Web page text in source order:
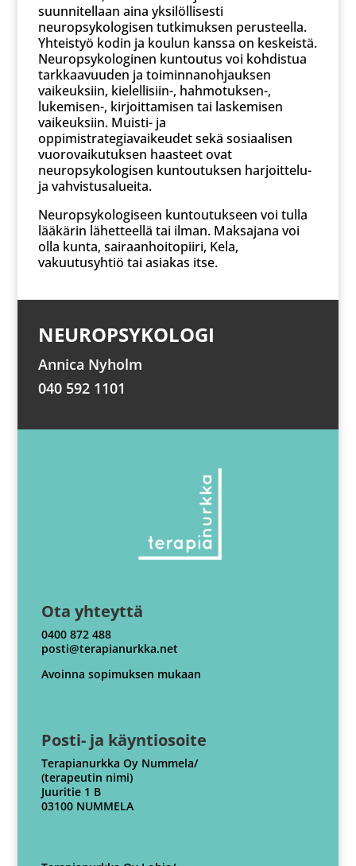
suunnitellaan aina yksilöllisesti
neuropsykologisen tutkimuksen perusteella.
Yhteistyö kodin ja koulun kanssa on keskeistä.
Neuropsykologinen kuntoutus voi kohdistua
tarkkaavuuden ja toiminnanohjauksen
vaikeuksiin, kielellisiin-, hahmotuksen-,
lukemisen-, kirjoittamisen tai laskemisen
vaikeuksiin. Muisti- ja
oppimistrategiavaikeudet sekä sosiaalisen
vuorovaikutuksen haasteet ovat
neuropsykologisen kuntoutuksen harjoittelu-
ja vahvistusalueita.
Neuropsykologiseen kuntoutukseen voi tulla
lääkärin lähetteellä tai ilman. Maksajana voi
olla kunta, sairaanhoitopiiri, Kela,
vakuutusyhtiö tai asiakas itse.
NEUROPSYKOLOGI
Annica Nyholm
040 592 1101
Ota yhteyttä
0400 872 488
posti@terapianurkka.net
Avoinna sopimuksen mukaan
Posti- ja käyntiosoite
Terapianurkka Oy Nummela/
(terapeutin nimi)
Juuritie 1 B
03100 NUMMELA